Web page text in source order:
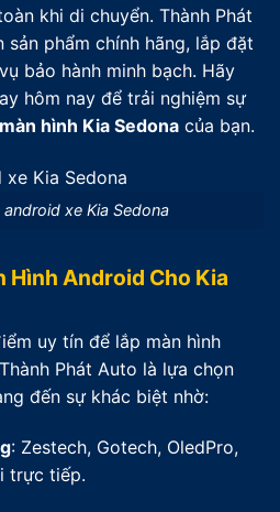
khi di chuyển. Thành Phát
phẩm chính hãng, lắp đặt
bảo hành minh bạch. Hãy
hôm nay để trải nghiệm sự
màn hình Kia Sedona của bạn.
xe Kia Sedona
Hình Android Cho Kia
uy tín để lắp màn hình
Phát Auto là lựa chọn
đến sự khác biệt nhờ:
: Zestech, Gotech, OledPro,
trực tiếp.